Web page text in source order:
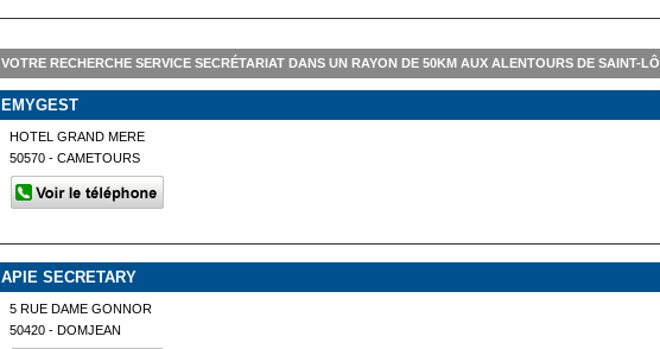
VOTRE RECHERCHE SERVICE SECRÉTARIAT DANS UN RAYON DE 50KM AUX ALENTOURS DE SAINT-LÔ
EMYGEST
HOTEL GRAND MERE
50570 - CAMETOURS
APIE SECRETARY
5 RUE DAME GONNOR
50420 - DOMJEAN